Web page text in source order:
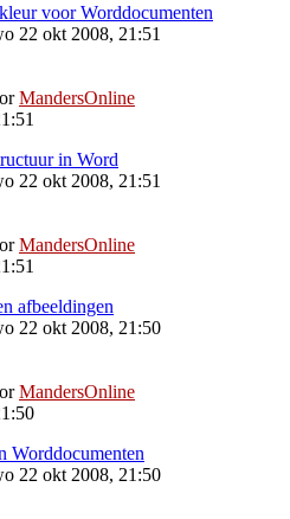
voor Worddocumenten
22 okt 2008, 21:51
MandersOnline
in Word
22 okt 2008, 21:51
MandersOnline
afbeeldingen
22 okt 2008, 21:50
MandersOnline
Worddocumenten
22 okt 2008, 21:50